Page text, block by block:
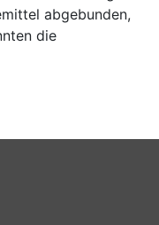
abgebunden,
die